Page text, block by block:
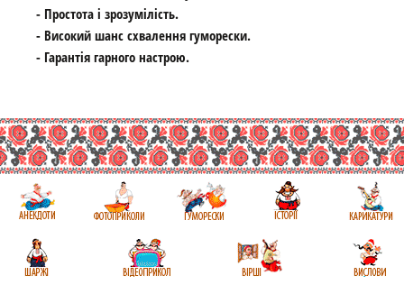
- Простота і зрозумілість.
- Високий шанс схвалення гуморески.
- Гарантія гарного настрою.